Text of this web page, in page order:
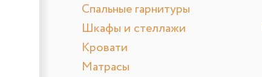
Спальные гарнитуры
Шкафы и стеллажи
Кровати
Матрасы